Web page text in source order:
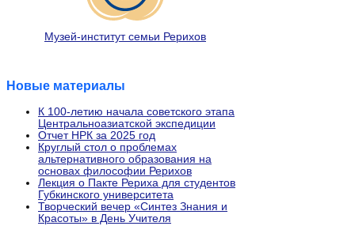
Музей-институт семьи Рерихов
Новые материалы
К 100-летию начала советского этапа
Центральноазиатской экспедиции
Отчет НРК за 2025 год
Круглый стол о проблемах
альтернативного образования на
основах философии Рерихов
Лекция о Пакте Рериха для студентов
Губкинского университета
Творческий вечер «Синтез Знания и
Красоты» в День Учителя